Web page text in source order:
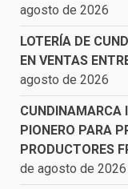
agosto de 2026
LOTERÍA DE
EN VENTAS
agosto de 2026
CUNDINAMARCA
PIONERO PARA
PRODUCTORES
de agosto de 2026